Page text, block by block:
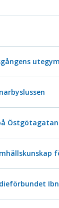
Östgötagatan
Ibn